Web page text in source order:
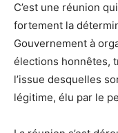
C’est une réunion
fortement la
Gouvernement à
élections honnêtes,
l’issue desquelles
légitime, élu par le